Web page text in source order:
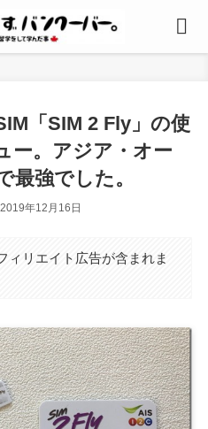
「SIM 2 Fly」の使
ー。アジア・オー
最強でした。
2019年12月16日
ィリエイト広告が含まれま